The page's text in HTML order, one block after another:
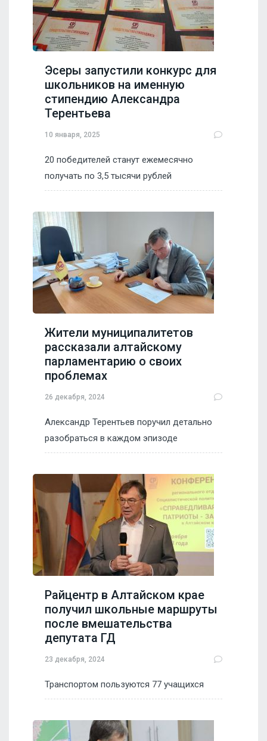
Эсеры запустили конкурс для
школьников на именную
стипендию Александра
Терентьева
10 января, 2025
20 победителей станут ежемесячно
получать по 3,5 тысячи рублей
Жители муниципалитетов
рассказали алтайскому
парламентарию о своих
проблемах
26 декабря, 2024
Александр Терентьев поручил детально
разобраться в каждом эпизоде
Райцентр в Алтайском крае
получил школьные маршруты
после вмешательства
депутата ГД
23 декабря, 2024
Транспортом пользуются 77 учащихся